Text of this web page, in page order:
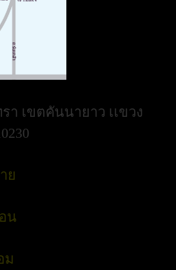
า เขตคันนายาว เเขวง
ย
น
ม